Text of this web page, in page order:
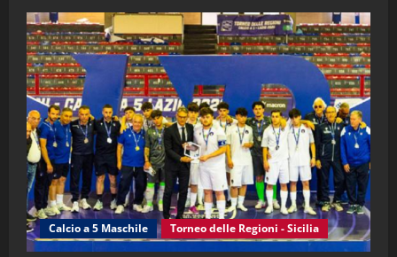
2 28/04/2026
3
"SportEmpire" in Podcast
“SportEmpire” in Podcast: 28^ Puntata
(Martedi 21 Aprile 2026)
21/04/2026
4
"SportEmpire" in Podcast Sport News
“SportEmpire” in Podcast: 27^ Puntata
(Martedi 14 Aprile 2026)
15/04/2026
Calcio a 5 Maschile Torneo delle Regioni - Sicilia